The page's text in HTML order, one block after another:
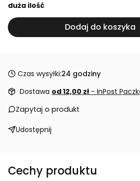
duża ilość
Dodaj do koszyka
Czas wysyłki:24 godziny
Dostawa od 12,00 zł - InPost
Zapytaj o produkt
Udostępnij
Cechy produktu